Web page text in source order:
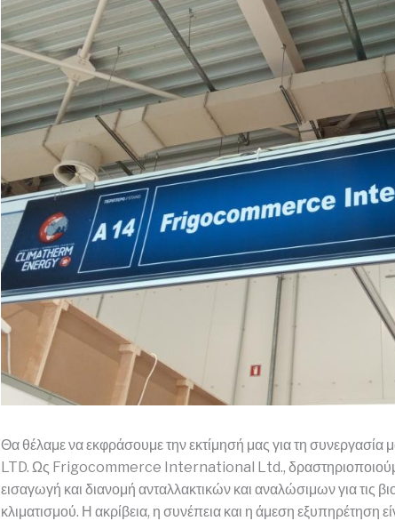
Θα θέλαμε να εκφράσουμε την εκτίμησή μας για τη συνεργασία
LTD. Ως Frigocommerce International Ltd.,
εισαγωγή και διανομή ανταλλακτικών και αναλώσιμων για τις
κλιματισμού. Η ακρίβεια, η συνέπεια και η άμεση εξυπηρέτηση